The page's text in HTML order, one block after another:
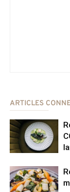
ARTICLES